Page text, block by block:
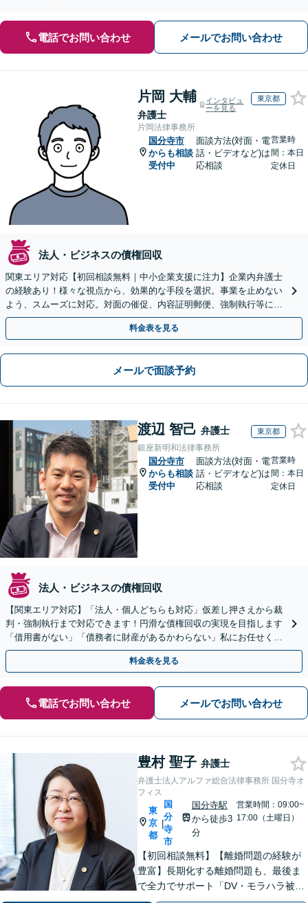
電話でお問い合わせ メールでお問い合わせ
片岡 大輔
弁護士
インタビュ
ーを見る
東京都
片岡法律事務所
国分寺市
からも相談
受付中
面談方法(対面・電
話・ビデオなど)は
応相談
営業時
間：本日
定休日
法人・ビジネスの債権回収
関東エリア対応【初回相談無料｜中小企業支援に注力】企業内弁護士
の経験あり！様々な視点から、効果的な手段を選択。事業を止めない
よう、スムーズに対応。対面の催促、内容証明郵便、強制執行等に精
通。お困りの方はすぐにご相談を【オンライン面談◎】
料金表を見る
メールで面談予約
渡辺 智己 弁護士 東京都
銀座新明和法律事務所
国分寺市
からも相談
受付中
面談方法(対面・電
話・ビデオなど)は
応相談
営業時
間：本日
定休日
法人・ビジネスの債権回収
【関東エリア対応】「法人・個人どちらも対応」仮差し押さえから裁
判・強制執行まで対応できます！円滑な債権回収の実現を目指します
「借用書がない」「債務者に財産があるかわらない」私にお任せくだ
さい！【分割払いあり】【休日・夜間相談可】
料金表を見る
電話でお問い合わせ メールでお問い合わせ
豊村 聖子 弁護士
弁護士法人アルファ総合法律事務所 国分寺オ
フィス
東
京
都
|
国
分
寺
市
国分寺駅
から徒歩3
分
営業時間：09:00~
17:00（土曜日）
【初回相談無料】【離婚問題の経験が
豊富】長期化する離婚問題も、最後ま
で全力でサポート「DV・モラハラ被害